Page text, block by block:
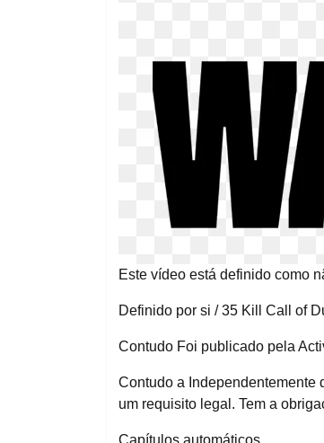
Este vídeo está definido como
Definido por si / 35 Kill Call of
Contudo Foi publicado pela
Contudo a Independentemente
um requisito legal. Tem a
Capítulos automáticos